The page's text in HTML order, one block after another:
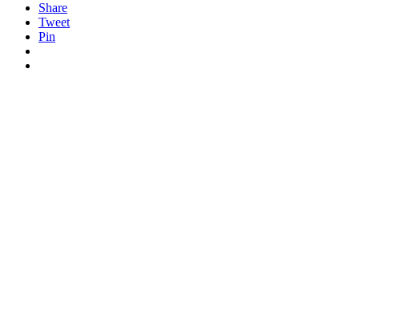
Share
Tweet
Pin